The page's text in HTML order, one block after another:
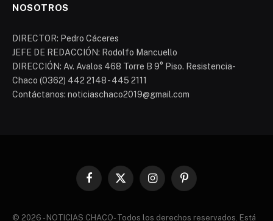
NOSOTROS
DIRECTOR: Pedro Cáceres
JEFE DE REDACCIÓN: Rodolfo Mancuello
DIRECCIÓN: Av. Avalos 468 Torre B 9° Piso. Resistencia-
Chaco (0362) 442 2148 - 445 2111
Contáctanos: noticiaschaco2019@gmail.com
Facebook
X
InstagramPinterest
© 2026 - NOTICIAS CHACO- Todos los derechos reservados. Está